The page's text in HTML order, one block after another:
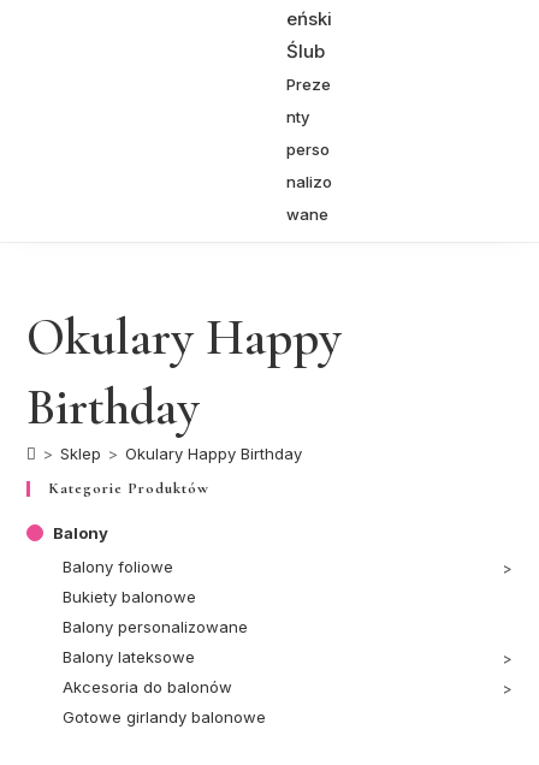
eński
Ślub
Preze
nty
perso
nalizo
wane
Okulary Happy
Birthday
> Sklep > Okulary Happy Birthday
Kategorie Produktów
Balony
Balony foliowe
Bukiety balonowe
Balony personalizowane
Balony lateksowe
Akcesoria do balonów
Gotowe girlandy balonowe